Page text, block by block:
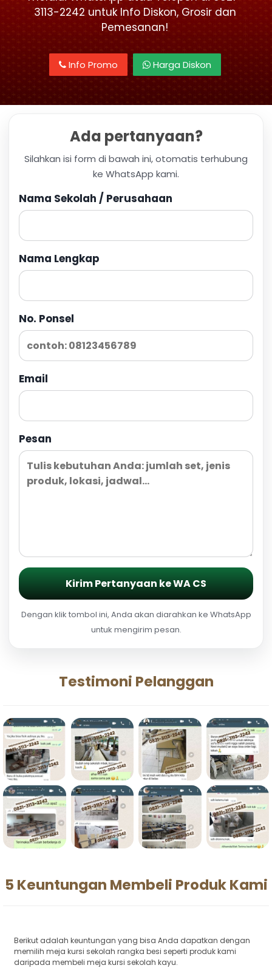
3113-2242 untuk Info Diskon, Grosir dan
Pemesanan!
Info Promo Harga Diskon
Ada pertanyaan?
Silahkan isi form di bawah ini, otomatis terhubung
ke WhatsApp kami.
Nama Sekolah / Perusahaan
Nama Lengkap
No. Ponsel
Email
Pesan
Kirim Pertanyaan ke WA CS
Dengan klik tombol ini, Anda akan diarahkan ke WhatsApp
untuk mengirim pesan.
Testimoni Pelanggan
5 Keuntungan Membeli Produk Kami
Berikut adalah keuntungan yang bisa Anda dapatkan dengan
memilih meja kursi sekolah rangka besi seperti produk kami
daripada membeli meja kursi sekolah kayu.